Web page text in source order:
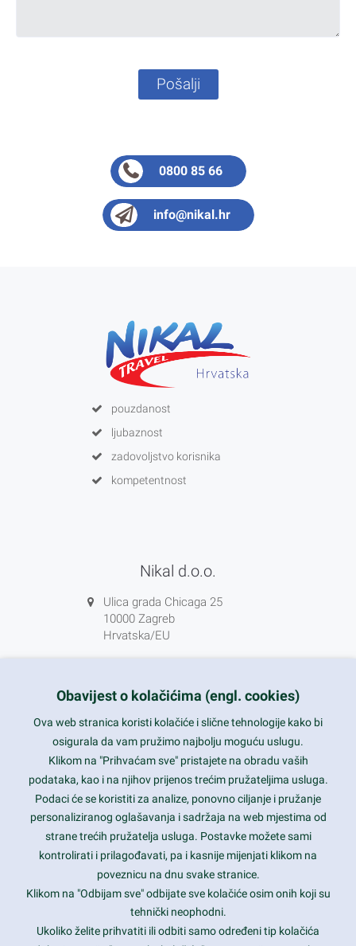
Pošalji
0800 85 66
info@nikal.hr
pouzdanost
ljubaznost
zadovoljstvo korisnika
kompetentnost
Nikal d.o.o.
Ulica grada Chicaga 25
10000 Zagreb
Hrvatska/EU
info@nikal.hr
HR-AB-01-080761107
ponedjeljak-petak 8-16h
Nazovite nas na besplatni telefon:
0800 85 66
Tečaj konverzije 1 EUR = 7,53450 kn
Obavijest o kolačićima (engl. cookies)
Ova web stranica koristi kolačiće i slične tehnologije kako bi
osigurala da vam pružimo najbolju moguću uslugu.
Klikom na "Prihvaćam sve" pristajete na obradu vaših
podataka, kao i na njihov prijenos trećim pružateljima usluga.
Podaci će se koristiti za analize, ponovno ciljanje i pružanje
personaliziranog oglašavanja i sadržaja na web mjestima od
strane trećih pružatelja usluga. Postavke možete sami
kontrolirati i prilagođavati, pa i kasnije mijenjati klikom na
poveznicu na dnu svake stranice.
Klikom na "Odbijam sve" odbijate sve kolačiće osim onih koji su
tehnički neophodni.
Ukoliko želite prihvatiti ili odbiti samo određeni tip kolačića